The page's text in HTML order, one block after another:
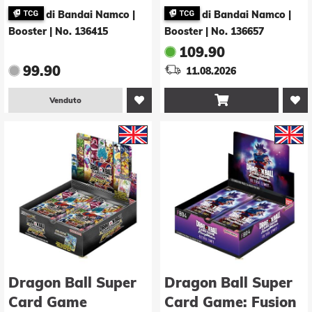
World - Wish for
Shenron (FB07)
(Display - 24 Stk.)
di Bandai Namco |
Booster
No. 136415
99.90
Venduto
Masters: Prismatic
Clash Booster -E-
(Display - 24 Stk.)
di Bandai Namco |
Booster
No. 136657
109.90
11.08.2026

Dragon Ball Super
Card Game
Dragon Ball Super
Card Game: Fusion